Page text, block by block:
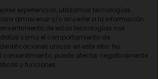
experiencias, utilizamos tecnologías
almacenar y/o acceder a la información
de estas tecnologías nos
como el comportamiento de
únicas en este sitio. No
consentimiento, puede afectar negativamente
y funciones.